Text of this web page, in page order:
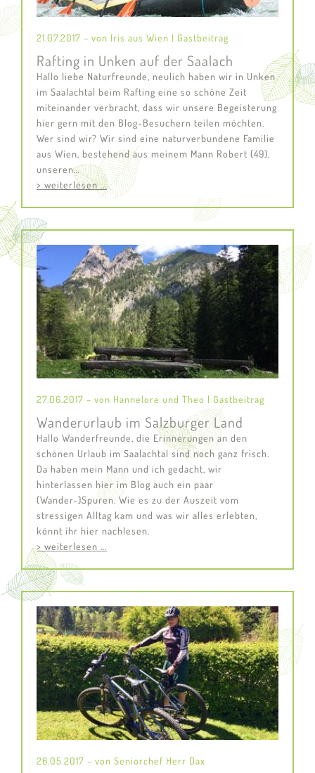
21.07.2017 – von Iris aus Wien | Gastbeitrag
Rafting in Unken auf der Saalach
Hallo liebe Naturfreunde, neulich haben wir in Unken
im Saalachtal beim Rafting eine so schöne Zeit
miteinander verbracht, dass wir unsere Begeisterung
hier gern mit den Blog-Besuchern teilen möchten.
Wer sind wir? Wir sind eine naturverbundene Familie
aus Wien, bestehend aus meinem Mann Robert (49),
unseren…
> weiterlesen ...
27.06.2017 – von Hannelore und Theo | Gastbeitrag
Wanderurlaub im Salzburger Land
Hallo Wanderfreunde, die Erinnerungen an den
schönen Urlaub im Saalachtal sind noch ganz frisch.
Da haben mein Mann und ich gedacht, wir
hinterlassen hier im Blog auch ein paar
(Wander-)Spuren. Wie es zu der Auszeit vom
stressigen Alltag kam und was wir alles erlebten,
könnt ihr hier nachlesen.
> weiterlesen ...
26.05.2017 – von Seniorchef Herr Dax